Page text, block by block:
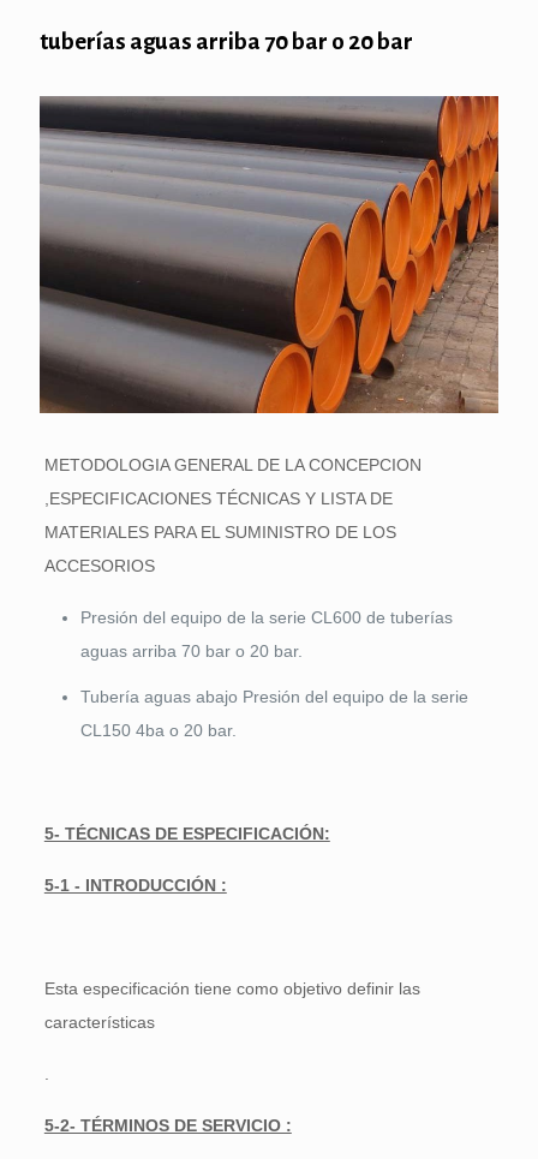
tuberías aguas arriba 70 bar o 20 bar
METODOLOGIA GENERAL DE LA CONCEPCION
,ESPECIFICACIONES TÉCNICAS Y LISTA DE
MATERIALES PARA EL SUMINISTRO DE LOS
ACCESORIOS
Presión del equipo de la serie CL600 de tuberías
aguas arriba 70 bar o 20 bar.
Tubería aguas abajo Presión del equipo de la serie
CL150 4ba o 20 bar.
5- TÉCNICAS DE ESPECIFICACIÓN:
5-1 - INTRODUCCIÓN :
Esta especificación tiene como objetivo definir las
características
.
5-2- TÉRMINOS DE SERVICIO :